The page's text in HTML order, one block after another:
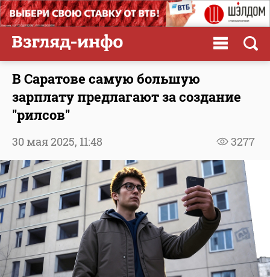
В Саратове самую большую
зарплату предлагают за создание
"рилсов"
3277
30 мая 2025, 11:48